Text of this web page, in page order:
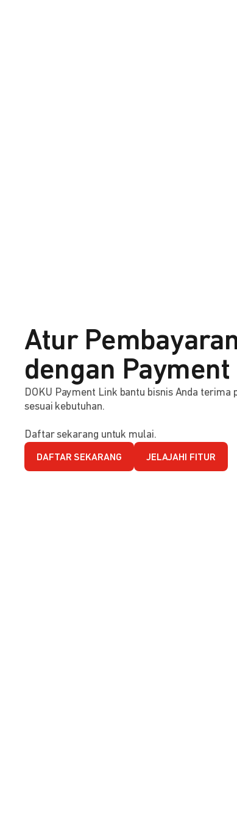
Atur
dengan
DOKU Payment Link bantu bisnis Anda terima
sesuai kebutuhan.
Daftar sekarang untuk mulai.
DAFTAR SEKARANG JELAJAHI FITUR